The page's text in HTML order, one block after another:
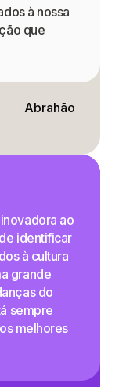
à nossa
que
Abrahão
ao
identificar
à cultura
grande
do
sempre
melhores